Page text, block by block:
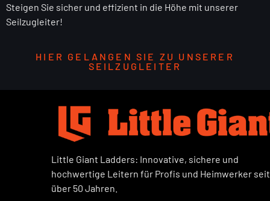
Steigen Sie sicher und effizient in die Höhe mit unserer
Seilzugleiter!
HIER GELANGEN SIE ZU UNSERER
SEILZUGLEITER
Little Giant Ladders: Innovative, sichere und
hochwertige Leitern für Profis und Heimwerker seit
über 50 Jahren.